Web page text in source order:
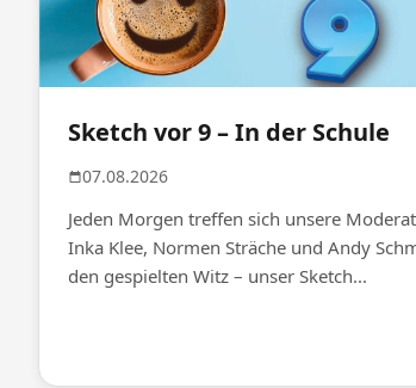
Sketch vor 9 – In der Schule
07.08.2026
Jeden Morgen treffen sich unsere
Inka Klee, Normen Sträche und Andy
den gespielten Witz – unser Sketch...